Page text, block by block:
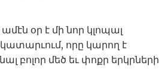
օր է մի նոր կլոպալ
որը կարող է
բոլոր մեծ եւ փոքր երկրների